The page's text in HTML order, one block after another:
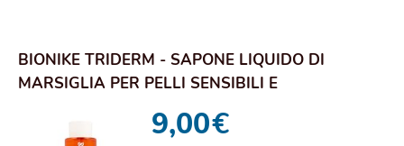
BIONIKE TRIDERM - SAPONE LIQUIDO DI
MARSIGLIA PER PELLI SENSIBILI E
9,00€